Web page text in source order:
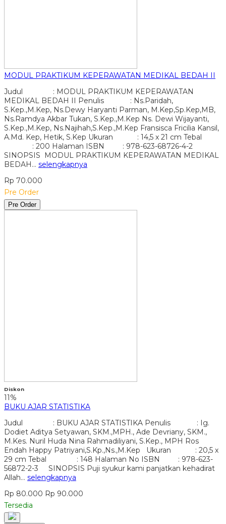
MODUL PRAKTIKUM KEPERAWATAN MEDIKAL BEDAH II
Judul : MODUL PRAKTIKUM KEPERAWATAN
MEDIKAL BEDAH II Penulis : Ns.Paridah,
S.Kep.,M.Kep, Ns.Dewy Haryanti Parman, M.Kep,Sp.Kep,MB,
Ns.Ramdya Akbar Tukan, S.Kep.,M.Kep Ns. Dewi Wijayanti,
S.Kep.,M.Kep, Ns.Najihah,S.Kep.,M.Kep Fransisca Fricilia Kansil,
A.Md. Kep, Hetik, S.Kep Ukuran : 14,5 x 21 cm Tebal
: 200 Halaman ISBN : 978-623-68726-4-2
SINOPSIS MODUL PRAKTIKUM KEPERAWATAN MEDIKAL
BEDAH… selengkapnya
Rp 70.000
Pre Order
Pre Order
Diskon
11%
BUKU AJAR STATISTIKA
Judul : BUKU AJAR STATISTIKA Penulis : Ig.
Dodiet Aditya Setyawan, SKM.,MPH., Ade Devriany, SKM.,
M.Kes. Nuril Huda Nina Rahmadiliyani, S.Kep., MPH Ros
Endah Happy Patriyani,S.Kp.,Ns.,M.Kep Ukuran : 20,5 x
29 cm Tebal : 148 Halaman No ISBN : 978-623-
56872-2-3 SINOPSIS Puji syukur kami panjatkan kehadirat
Allah… selengkapnya
Rp 80.000 Rp 90.000
Tersedia